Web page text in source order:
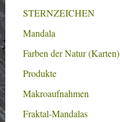
STERNZEICHEN
Mandala
Farben der Natur (Karten)
Produkte
Makroaufnahmen
Fraktal-Mandalas